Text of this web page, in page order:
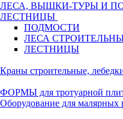
ЛЕСА, ВЫШКИ-ТУРЫ И
ЛЕСТНИЦЫ
ПОДМОСТИ
ЛЕСА
ЛЕСТНИЦЫ
Краны строительные,
ФОРМЫ для тротуарной
Оборудование для малярных